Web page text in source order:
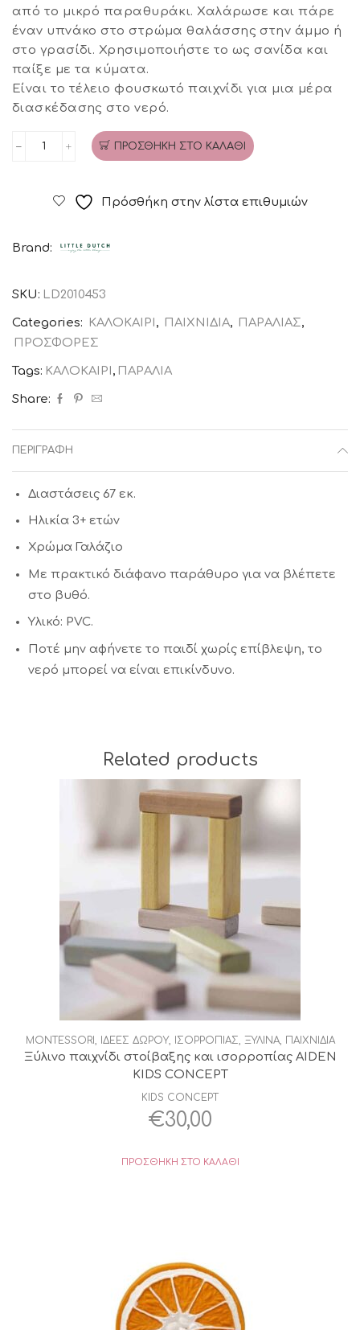
από το μικρό παραθυράκι. Χαλάρωσε και πάρε
έναν υπνάκο στο στρώμα θαλάσσης στην άμμο ή
στο γρασίδι. Χρησιμοποιήστε το ως σανίδα και
παίξε με τα κύματα.
Είναι το τέλειο φουσκωτό παιχνίδι για μια μέρα
διασκέδασης στο νερό.
Sailors
DUTCH
ΠΡΟΣΘΉΚΗ ΣΤΟ ΚΑΛΆΘΙ
Πρόσθήκη στην λίστα επιθυμιών
Brand:
SKU: LD2010453
Categories: ΚΑΛΟΚΑΙΡΙ , ΠΑΙΧΝΙΔΙΑ, ΠΑΡΑΛΙΑΣ,
ΠΡΟΣΦΟΡΕΣ
Tags: ΚΑΛΟΚΑΙΡΙ , ΠΑΡΑΛΙΑ
Share:
ΠΕΡΙΓΡΑΦΉ
Διαστάσεις 67 εκ.
Ηλικία 3+ ετών
Χρώμα Γαλάζιο
Με πρακτικό διάφανο παράθυρο για να βλέπετε
στο βυθό.
Υλικό: PVC.
Ποτέ μην αφήνετε το παιδί χωρίς επίβλεψη, το
νερό μπορεί να είναι επικίνδυνο.
Related products
MONTESSORI , ΙΔΕΕΣ ΔΩΡΟΥ, ΙΣΟΡΡΟΠΙΑΣ, ΞΥΛΙΝΑ, ΠΑΙΧΝΙΔΙΑ
Ξύλινο παιχνίδι στοίβαξης και ισορροπίας AIDEN
KIDS CONCEPT
KIDS CONCEPT
€30,00
ΠΡΟΣΘΉΚΗ ΣΤΟ ΚΑΛΆΘΙ